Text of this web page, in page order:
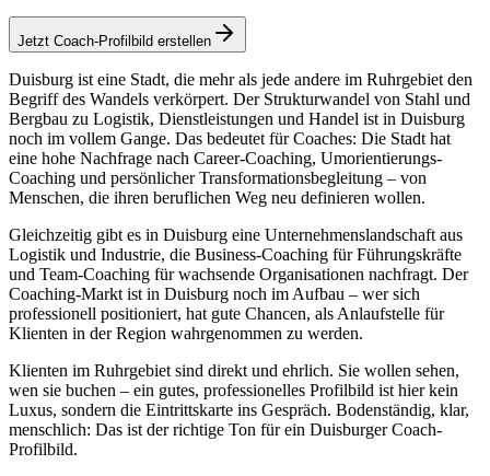
Jetzt Coach-Profilbild erstellen
Duisburg ist eine Stadt, die mehr als jede andere im Ruhrgebiet den
Begriff des Wandels verkörpert. Der Strukturwandel von Stahl und
Bergbau zu Logistik, Dienstleistungen und Handel ist in Duisburg
noch im vollem Gange. Das bedeutet für Coaches: Die Stadt hat
eine hohe Nachfrage nach Career-Coaching, Umorientierungs-
Coaching und persönlicher Transformationsbegleitung – von
Menschen, die ihren beruflichen Weg neu definieren wollen.
Gleichzeitig gibt es in Duisburg eine Unternehmenslandschaft aus
Logistik und Industrie, die Business-Coaching für Führungskräfte
und Team-Coaching für wachsende Organisationen nachfragt. Der
Coaching-Markt ist in Duisburg noch im Aufbau – wer sich
professionell positioniert, hat gute Chancen, als Anlaufstelle für
Klienten in der Region wahrgenommen zu werden.
Klienten im Ruhrgebiet sind direkt und ehrlich. Sie wollen sehen,
wen sie buchen – ein gutes, professionelles Profilbild ist hier kein
Luxus, sondern die Eintrittskarte ins Gespräch. Bodenständig, klar,
menschlich: Das ist der richtige Ton für ein Duisburger Coach-
Profilbild.